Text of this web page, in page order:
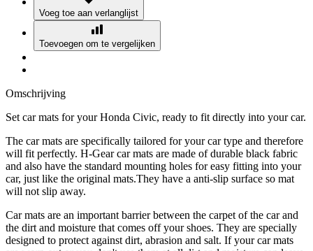
Voeg toe aan verlanglijst
Toevoegen om te vergelijken
Omschrijving
Set car mats for your Honda Civic, ready to fit directly into your car.
The car mats are specifically tailored for your car type and therefore
will fit perfectly. H-Gear car mats are made of durable black fabric
and also have the standard mounting holes for easy fitting into your
car, just like the original mats.They have a anti-slip surface so mat
will not slip away.
Car mats are an important barrier between the carpet of the car and
the dirt and moisture that comes off your shoes. They are specially
designed to protect against dirt, abrasion and salt. If your car mats